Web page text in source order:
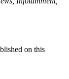
on this